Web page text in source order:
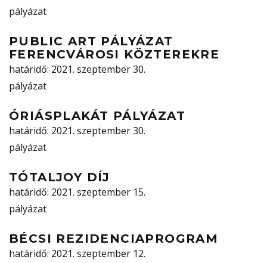
pályázat
PUBLIC ART PÁLYÁZAT
FERENCVÁROSI KÖZTEREKRE
határidő: 2021. szeptember 30.
pályázat
ÓRIÁSPLAKÁT PÁLYÁZAT
határidő: 2021. szeptember 30.
pályázat
TÓTALJOY DÍJ
határidő: 2021. szeptember 15.
pályázat
BÉCSI REZIDENCIAPROGRAM
határidő: 2021. szeptember 12.